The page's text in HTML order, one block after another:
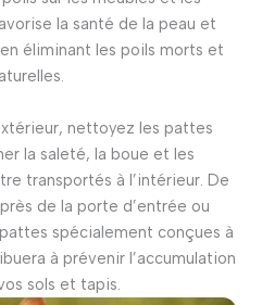
la santé de la peau et
éliminant les poils morts et
nettoyez les pattes
la saleté, la boue et les
transportés à l’intérieur. De
de la porte d’entrée ou
spécialement conçues à
à prévenir l’accumulation
sols et tapis.